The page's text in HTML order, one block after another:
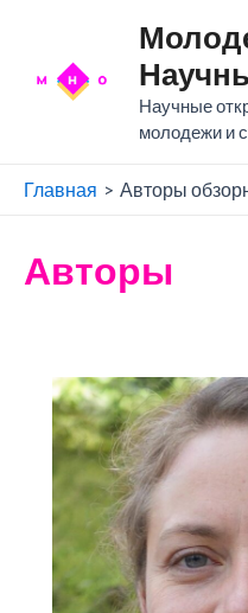
содержимому
Научные
молодежи и
Главная Авторы
Авторы